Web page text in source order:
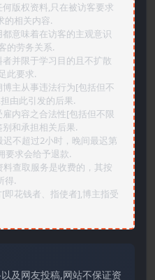
版权资料,只在被访客要求
的相关内容.
意味着在访客的主观意识
的劳务关系.
并限于学习目的且不扩散
此要求.
主从事违法行为[包括但不
由此引发的后果.
内容之合法性[包括但不限
和承担相关后果.
不超过2小时，晚间最迟第
要求会给予退款.
查取服务是收费的，其按
得.
即花钱者、指使者],博主指受
及网友投稿,网站不保证资